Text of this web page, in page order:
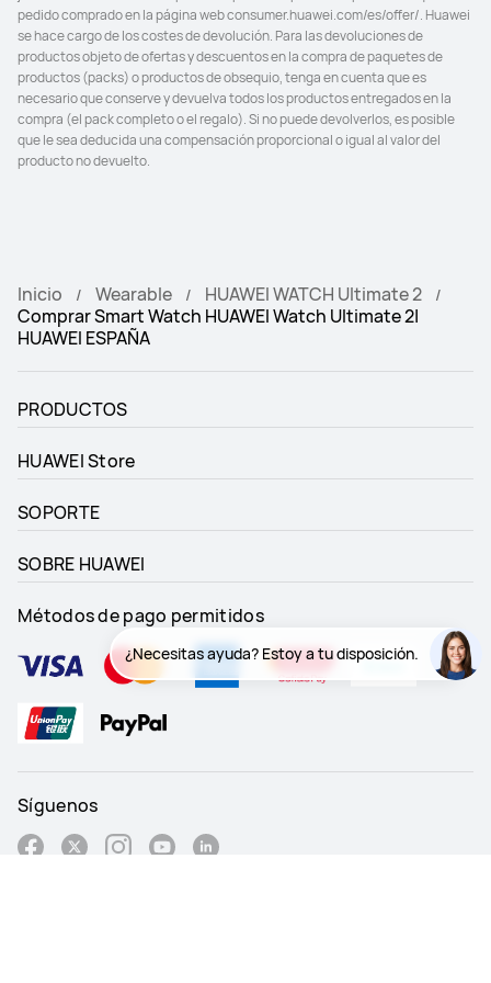
Expedición al aire libre con Mapas a
Todo Color En Línea y Sin Conexión
Mapa de más de 1500 campos de
golf en todo el mundo
Detección precisa de salud X-Tap
Expedición al aire libre
Mapa de más de 1500 campos de
golf en todo el mundo
-
pedido comprado en la página web consumer.huawei.com/es/offer/. Huawei
se hace cargo de los costes de devolución. Para las devoluciones de
productos objeto de ofertas y descuentos en la compra de paquetes de
productos (packs) o productos de obsequio, tenga en cuenta que es
necesario que conserve y devuelva todos los productos entregados en la
compra (el pack completo o el regalo). Si no puede devolverlos, es posible
que le sea deducida una compensación proporcional o igual al valor del
producto no devuelto.
Inicio Wearable
HUAWEI WATCH Ultimate 2
Comprar Smart Watch HUAWEI Watch Ultimate 2|
HUAWEI ESPAÑA
PRODUCTOS
HUAWEI Store
SOPORTE
SOBRE HUAWEI
Métodos de pago permitidos
Síguenos
ayuda? Estoy a
tu disposición.
¿Necesitas ayuda? Estoy a tu disposición.